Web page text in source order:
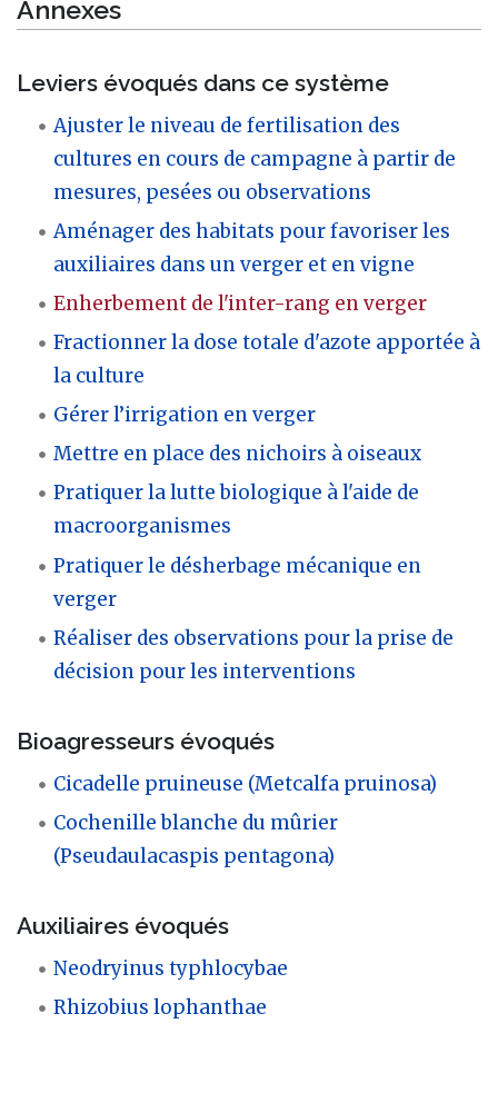
Annexes
Leviers évoqués dans ce système
Ajuster le niveau de fertilisation des
cultures en cours de campagne à partir de
mesures, pesées ou observations
Aménager des habitats pour favoriser les
auxiliaires dans un verger et en vigne
Enherbement de l'inter-rang en verger
Fractionner la dose totale d'azote apportée à
la culture
Gérer l’irrigation en verger
Mettre en place des nichoirs à oiseaux
Pratiquer la lutte biologique à l'aide de
macroorganismes
Pratiquer le désherbage mécanique en
verger
Réaliser des observations pour la prise de
décision pour les interventions
Bioagresseurs évoqués
Cicadelle pruineuse (Metcalfa pruinosa)
Cochenille blanche du mûrier
(Pseudaulacaspis pentagona)
Auxiliaires évoqués
Neodryinus typhlocybae
Rhizobius lophanthae